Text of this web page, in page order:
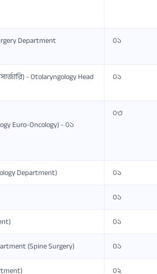
Department
০১
- Otolaryngology Head
০১
Euro-Oncology) - ০১
০৩
Department)
০১
০১
০১
(Spine Surgery)
০১
০২